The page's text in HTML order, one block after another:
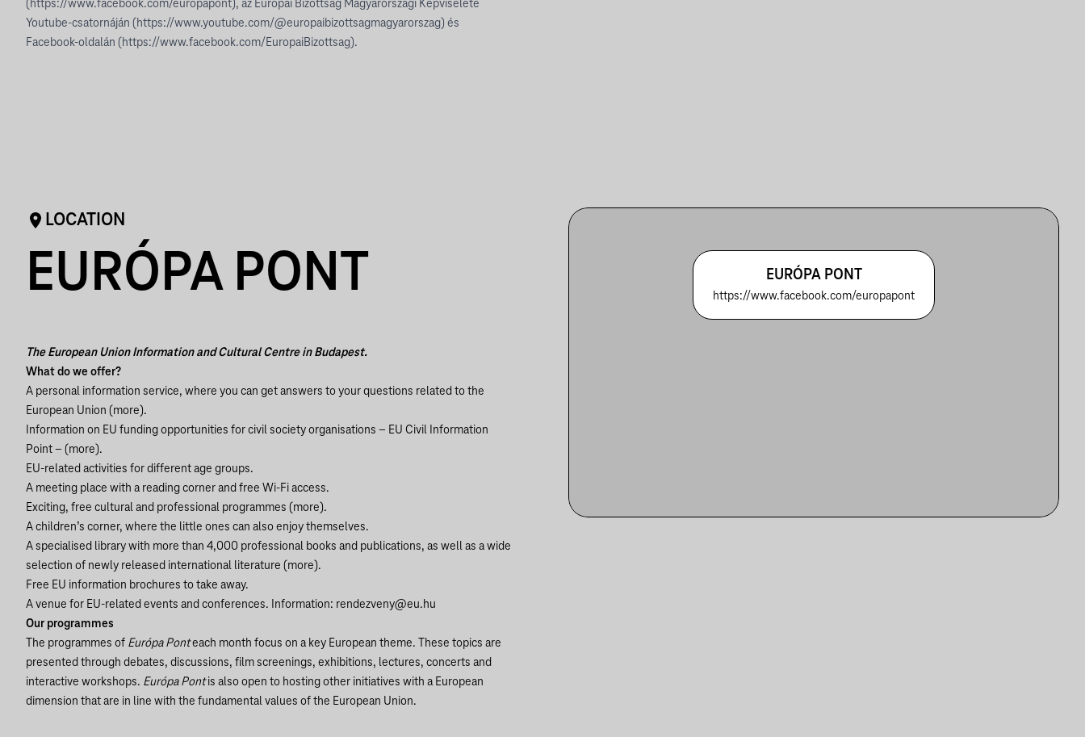
(https://www.facebook.com/europapont), az Európai Bizottság Magyarországi Képviselete
Youtube-csatornáján (https://www.youtube.com/@europaibizottsagmagyarorszag) és
Facebook-oldalán (https://www.facebook.com/EuropaiBizottsag).
LOCATION
EURÓPA PONT
The European Union Information and Cultural Centre in Budapest.
What do we offer?
A personal information service, where you can get answers to your questions related to the
European Union (more).
Information on EU funding opportunities for civil society organisations – EU Civil Information
Point – (more).
EU-related activities for different age groups.
A meeting place with a reading corner and free Wi-Fi access.
Exciting, free cultural and professional programmes (more).
A children’s corner, where the little ones can also enjoy themselves.
A specialised library with more than 4,000 professional books and publications, as well as a wide
selection of newly released international literature (more).
Free EU information brochures to take away.
A venue for EU-related events and conferences. Information: rendezveny@eu.hu
Our programmes
The programmes of Európa Ponteach month focus on a key European theme. These topics are
presented through debates, discussions, film screenings, exhibitions, lectures, concerts and
interactive workshops. Európa Pontis also open to hosting other initiatives with a European
dimension that are in line with the fundamental values of the European Union.
EURÓPA PONT
https://www.facebook.com/europapont